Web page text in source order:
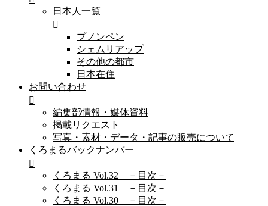
日本人一覧
プノンペン
シェムリアップ
その他の都市
日本在住
お問い合わせ
編集部情報・媒体資料
掲載リクエスト
写真・素材・データ・記事の販売について
くろまるバックナンバー
くろまる Vol.32 －目次－
くろまる Vol.31 －目次－
くろまる Vol.30 －目次－